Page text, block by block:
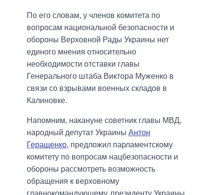
По его словам, у членов комитета по
вопросам национальной безопасности и
обороны Верховной Рады Украины нет
единого мнения относительно
необходимости отставки главы
Генерального штаба Виктора Муженко в
связи со взрывами военных складов в
Калиновке.
Напомним, накануне советник главы МВД,
народный депутат Украины Антон
Геращенко, предложил парламентскому
комитету по вопросам нацбезопасности и
обороны рассмотреть возможность
обращения к верховному
главнокомандующему, президенту Украины